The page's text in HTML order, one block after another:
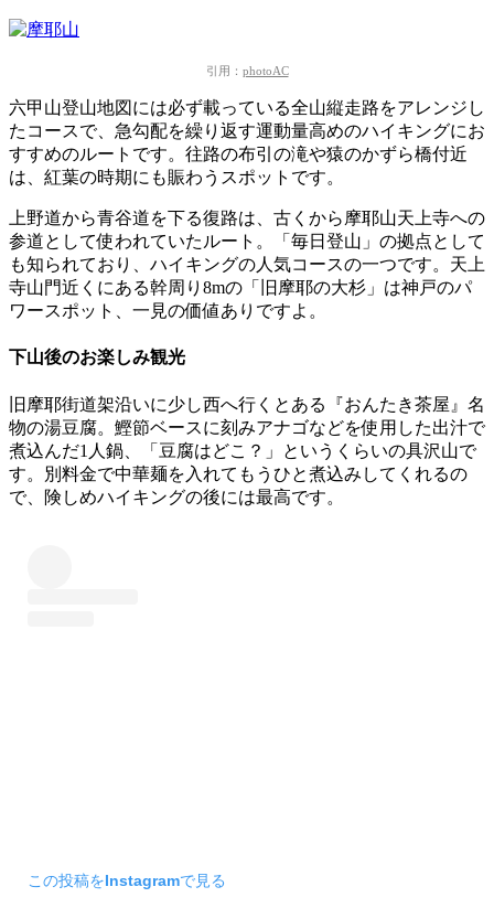
引用： photoAC
六甲山登山地図には必ず載っている全山縦走路をアレンジし
たコースで、急勾配を繰り返す運動量高めのハイキングにお
すすめのルートです。 往路の布引の滝や猿のかずら橋付近
は、紅葉の時期にも賑わうスポットです。
上野道から青谷道を下る復路は、古くから摩耶山天上寺への
参道として使われていたルート。「毎日登山」の拠点として
も知られており、ハイキングの人気コースの一つです。 天上
寺山門近くにある幹周り8mの「旧摩耶の大杉」は神戸のパ
ワースポット、一見の価値ありですよ。
下山後のお楽しみ観光
旧摩耶街道架沿いに少し西へ行くとある『おんたき茶屋』名
物の湯豆腐。 鰹節ベースに刻みアナゴなどを使用した出汁で
煮込んだ1人鍋、「豆腐はどこ？」というくらいの具沢山で
す。別料金で中華麺を入れてもうひと煮込みしてくれるの
で、険しめハイキングの後には最高です。
この投稿をInstagramで見る